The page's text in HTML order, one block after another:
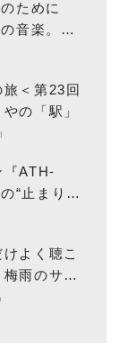
ために
音楽。冥
ート
＜第23回
の「駅」
『ATH-
“止まり
ソングライ
よく聴こ
雨のサウ